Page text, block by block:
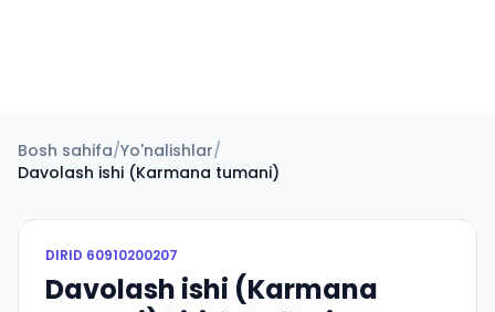
Bosh sahifa/Yo'nalishlar/
Davolash ishi (Karmana tumani)
DIRID 60910200207
Davolash ishi (Karmana